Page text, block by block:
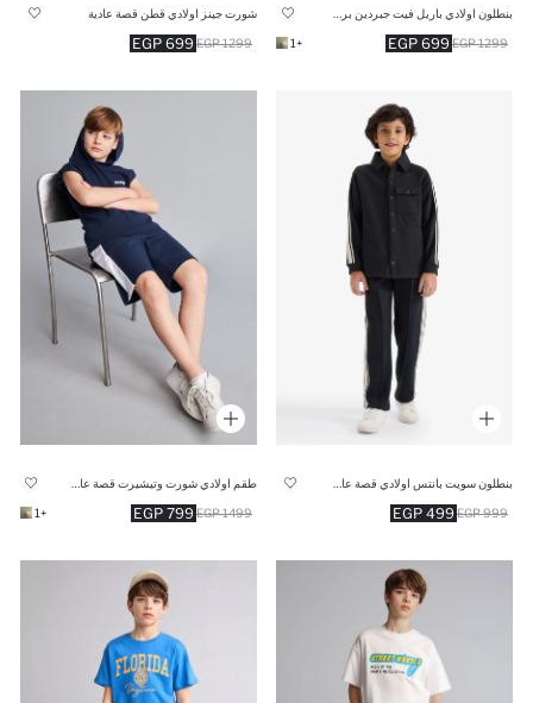
699 EGP 1299 EGP
+1
شورت جينز اولادي قطن قصة عادية
699 EGP 1299 EGP
499 EGP 999 EGP
799 EGP 1499 EGP
+1